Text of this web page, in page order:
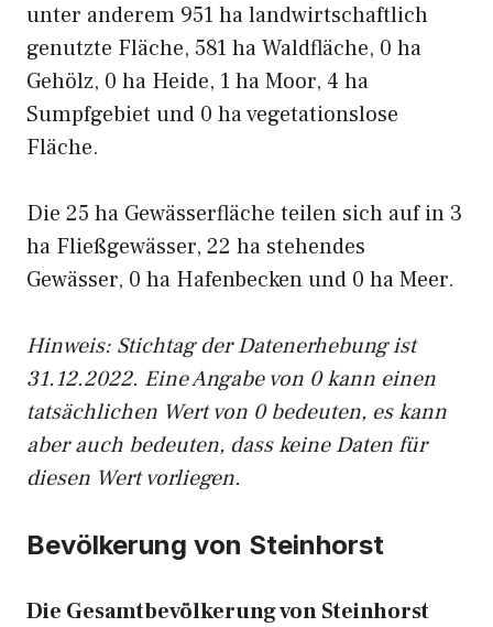
unter anderem 951 ha landwirtschaftlich
genutzte Fläche, 581 ha Waldfläche, 0 ha
Gehölz, 0 ha Heide, 1 ha Moor, 4 ha
Sumpfgebiet und 0 ha vegetationslose
Fläche.
Die 25 ha Gewässerfläche teilen sich auf in 3
ha Fließgewässer, 22 ha stehendes
Gewässer, 0 ha Hafenbecken und 0 ha Meer.
Hinweis: Stichtag der Datenerhebung ist
31.12.2022. Eine Angabe von 0 kann einen
tatsächlichen Wert von 0 bedeuten, es kann
aber auch bedeuten, dass keine Daten für
diesen Wert vorliegen.
Bevölkerung von Steinhorst
Die Gesamtbevölkerung von Steinhorst